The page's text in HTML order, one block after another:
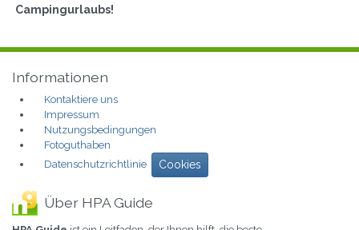
Campingurlaubs!
Informationen
Kontaktiere uns
Impressum
Nutzungsbedingungen
Fotoguthaben
Datenschutzrichtlinie
Cookies
Über HPA Guide